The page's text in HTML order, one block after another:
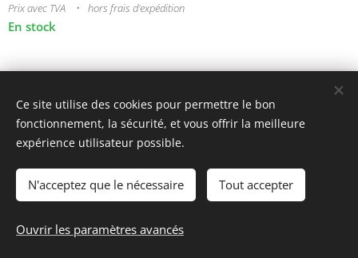
Prix avec TVA hors frais d'expédition
En stock
Ajouter au panier
mini model rails
Langues
Français
Nederlands
Ce site utilise des cookies pour permettre le bon
fonctionnement, la sécurité, et vous offrir la meilleure
expérience utilisateur possible.
N'acceptez que le nécessaire Tout accepter
Ouvrir les paramètres avancés